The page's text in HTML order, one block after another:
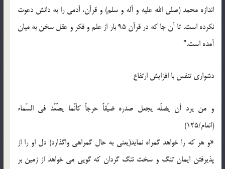
اندازه محمد (صلي الله عليه و آله و سلم) و قرآن، آدمي را به دانش دعوت
نکرده است. تا آن جا که در قرآن 95 بار از علم و فکر و عقل سخن به ميان
آمده است.”
دشواري تنفس با افزايش ارتفاع
و من يرد أن يضلّه يجعل صدره ضيّقاً حرجاً کأنَّما يصَّعَّد في السّماء
(انعام/125)
«و هر که را خواهد گمراه نمايد(يعني به حال گمراهي واگذارد) دل او را از
پذيرفتن ايمان تنگ و سخت تنگ گردان که گويي مي خواهد از زمين بر